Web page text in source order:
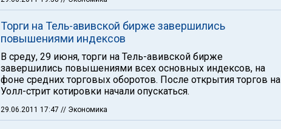
Торги на Тель-авивской бирже завершились
повышениями индексов
В среду, 29 июня, торги на Тель-авивской бирже
завершились повышениями всех основных индексов, на
фоне средних торговых оборотов. После открытия торгов на
Уолл-стрит котировки начали опускаться.
29.06.2011 17:47 // Экономика